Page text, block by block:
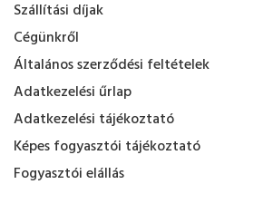
Szállítási díjak
Cégünkről
Általános szerződési feltételek
Adatkezelési űrlap
Adatkezelési tájékoztató
Képes fogyasztói tájékoztató
Fogyasztói elállás